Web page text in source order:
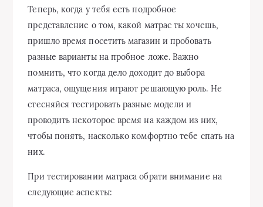
Теперь, когда у тебя есть подробное
представление о том, какой матрас ты хочешь,
пришло время посетить магазин и пробовать
разные варианты на пробное ложе. Важно
помнить, что когда дело доходит до выбора
матраса, ощущения играют решающую роль. Не
стесняйся тестировать разные модели и
проводить некоторое время на каждом из них,
чтобы понять, насколько комфортно тебе спать на
них.
При тестировании матраса обрати внимание на
следующие аспекты: